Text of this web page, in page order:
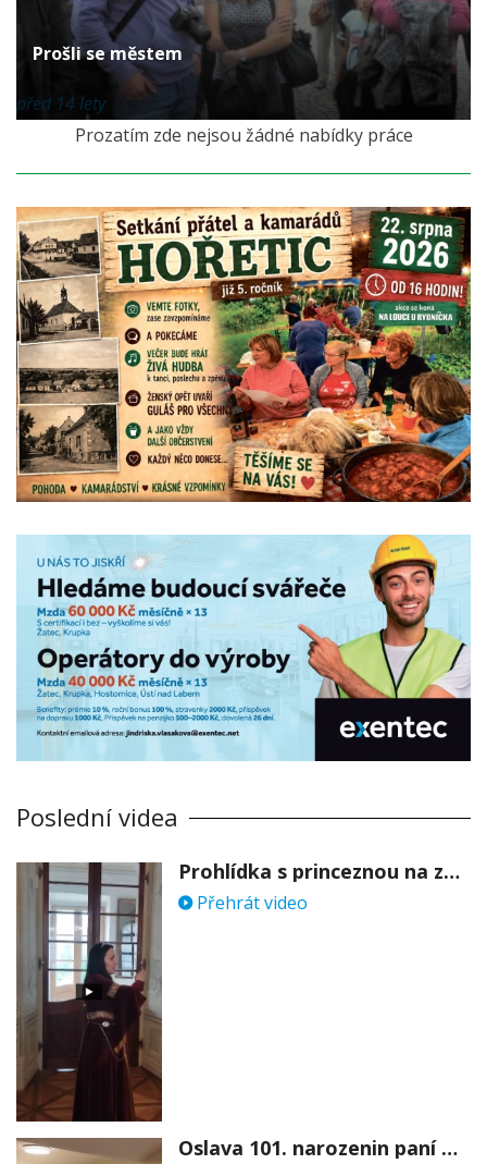
Prošli se městem
před 14 lety
Prozatím zde nejsou žádné nabídky práce
Poslední videa
Prohlídka s princeznou na zámku Stekník
Přehrát video
Oslava 101. narozenin paní Věry Skořepové